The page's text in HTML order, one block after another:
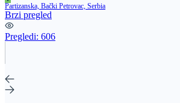
Partizanska, Bački Petrovac, Serbia
Brzi pregled
Pregledi: 606